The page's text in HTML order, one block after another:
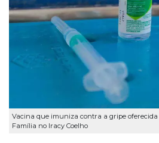
Vacina que imuniza contra a gripe
Família no Iracy Coelho